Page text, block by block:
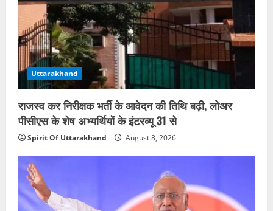
Uttarakhand
राजस्व कर निरीक्षक भर्ती के आवेदन की तिथि बढ़ी, लोअर
पीसीएस के शेष अभ्यर्थियों के इंटरव्यू 31 से
Spirit Of Uttarakhand August 8, 2026